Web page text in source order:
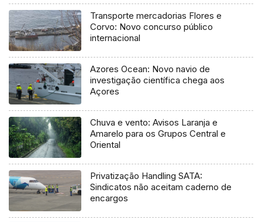
Transporte mercadorias Flores e
Corvo: Novo concurso público
internacional
Azores Ocean: Novo navio de
investigação científica chega aos
Açores
Chuva e vento: Avisos Laranja e
Amarelo para os Grupos Central e
Oriental
Privatização Handling SATA:
Sindicatos não aceitam caderno de
encargos